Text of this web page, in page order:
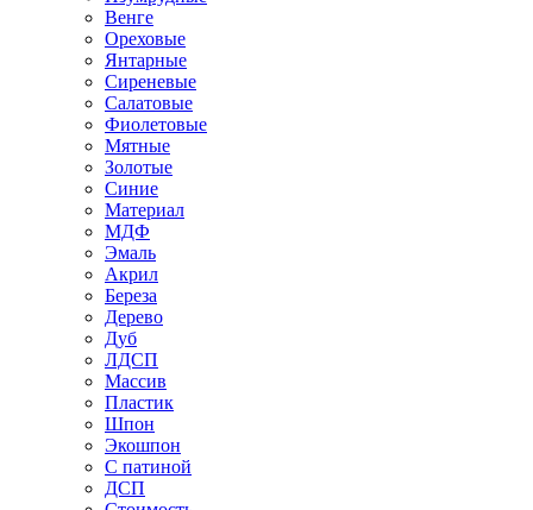
Венге
Ореховые
Янтарные
Сиреневые
Салатовые
Фиолетовые
Мятные
Золотые
Синие
Материал
МДФ
Эмаль
Акрил
Береза
Дерево
Дуб
ЛДСП
Массив
Пластик
Шпон
Экошпон
С патиной
ДСП